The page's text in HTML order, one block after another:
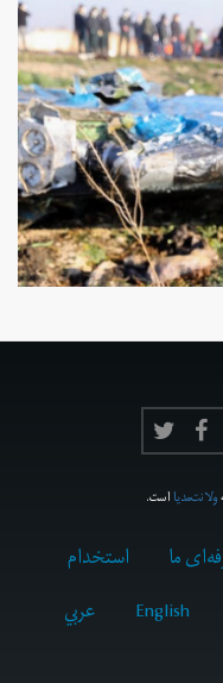
ولانت‌مدیااست.
ما
استخدام
English
عربي